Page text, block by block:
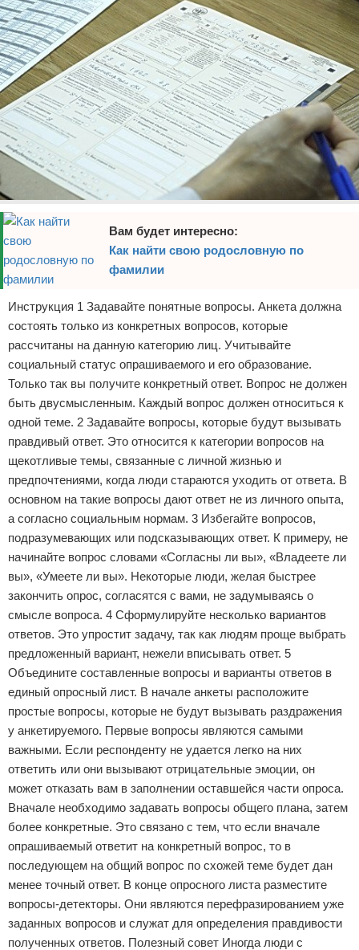
Вам будет интересно:
Как найти свою родословную по
фамилии
Инструкция 1 Задавайте понятные вопросы. Анкета должна
состоять только из конкретных вопросов, которые
рассчитаны на данную категорию лиц. Учитывайте
социальный статус опрашиваемого и его образование.
Только так вы получите конкретный ответ. Вопрос не должен
быть двусмысленным. Каждый вопрос должен относиться к
одной теме. 2 Задавайте вопросы, которые будут вызывать
правдивый ответ. Это относится к категории вопросов на
щекотливые темы, связанные с личной жизнью и
предпочтениями, когда люди стараются уходить от ответа. В
основном на такие вопросы дают ответ не из личного опыта,
а согласно социальным нормам. 3 Избегайте вопросов,
подразумевающих или подсказывающих ответ. К примеру, не
начинайте вопрос словами «Согласны ли вы», «Владеете ли
вы», «Умеете ли вы». Некоторые люди, желая быстрее
закончить опрос, согласятся с вами, не задумываясь о
смысле вопроса. 4 Сформулируйте несколько вариантов
ответов. Это упростит задачу, так как людям проще выбрать
предложенный вариант, нежели вписывать ответ. 5
Объедините составленные вопросы и варианты ответов в
единый опросный лист. В начале анкеты расположите
простые вопросы, которые не будут вызывать раздражения
у анкетируемого. Первые вопросы являются самыми
важными. Если респонденту не удается легко на них
ответить или они вызывают отрицательные эмоции, он
может отказать вам в заполнении оставшейся части опроса.
Вначале необходимо задавать вопросы общего плана, затем
более конкретные. Это связано с тем, что если вначале
опрашиваемый ответит на конкретный вопрос, то в
последующем на общий вопрос по схожей теме будет дан
менее точный ответ. В конце опросного листа разместите
вопросы-детекторы. Они являются перефразированием уже
заданных вопросов и служат для определения правдивости
полученных ответов. Полезный совет Иногда люди с